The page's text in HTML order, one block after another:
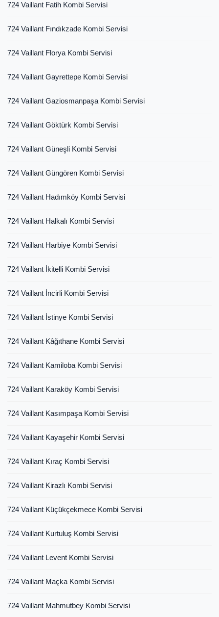
724 Vaillant Fatih Kombi Servisi
724 Vaillant Fındıkzade Kombi Servisi
724 Vaillant Florya Kombi Servisi
724 Vaillant Gayrettepe Kombi Servisi
724 Vaillant Gaziosmanpaşa Kombi Servisi
724 Vaillant Göktürk Kombi Servisi
724 Vaillant Güneşli Kombi Servisi
724 Vaillant Güngören Kombi Servisi
724 Vaillant Hadımköy Kombi Servisi
724 Vaillant Halkalı Kombi Servisi
724 Vaillant Harbiye Kombi Servisi
724 Vaillant İkitelli Kombi Servisi
724 Vaillant İncirli Kombi Servisi
724 Vaillant İstinye Kombi Servisi
724 Vaillant Kâğıthane Kombi Servisi
724 Vaillant Kamiloba Kombi Servisi
724 Vaillant Karaköy Kombi Servisi
724 Vaillant Kasımpaşa Kombi Servisi
724 Vaillant Kayaşehir Kombi Servisi
724 Vaillant Kıraç Kombi Servisi
724 Vaillant Kirazlı Kombi Servisi
724 Vaillant Küçükçekmece Kombi Servisi
724 Vaillant Kurtuluş Kombi Servisi
724 Vaillant Levent Kombi Servisi
724 Vaillant Maçka Kombi Servisi
724 Vaillant Mahmutbey Kombi Servisi